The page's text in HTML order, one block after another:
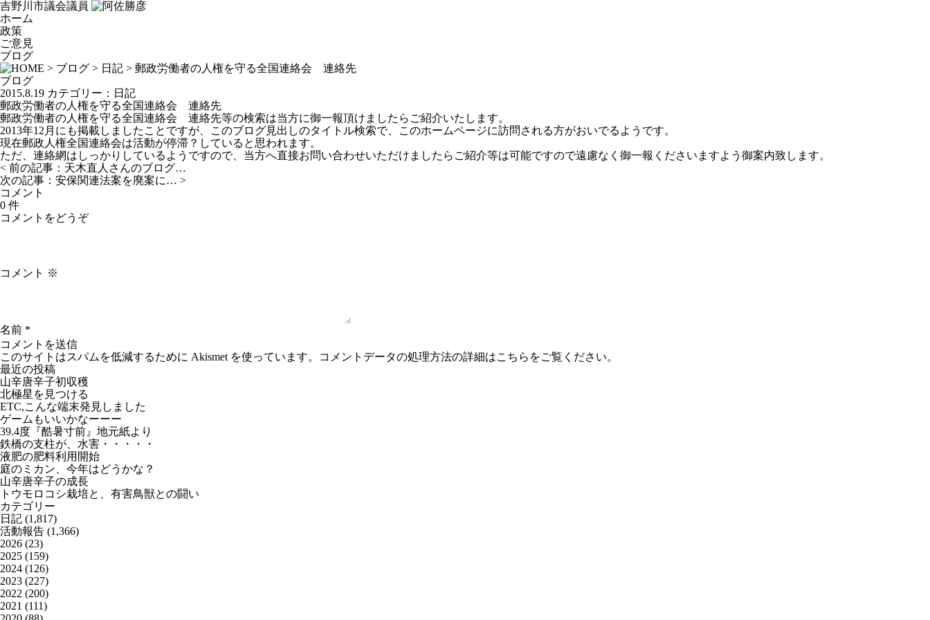
吉野川市議会議員
ホーム
政策
ご意見
ブログ
> ブログ > 日記 > 郵政労働者の人権を守る全国連絡会 連絡先
ブログ
2015.8.19 カテゴリー： 日記
郵政労働者の人権を守る全国連絡会 連絡先
郵政労働者の人権を守る全国連絡会 連絡先等の検索は当方に御一報頂けましたらご紹介いたします。
2013年12月にも掲載しましたことですが、このブログ見出しのタイトル検索で、このホームページに訪問される方がおいでるようです。
現在郵政人権全国連絡会は活動が停滞？していると思われます。
ただ、連絡網はしっかりしているようですので、当方へ直接お問い合わせいただけましたらご紹介等は可能ですので遠慮なく御一報くださいますよう御案内致します。
< 前の記事： 天木直人さんのブログ…
次の記事： 安保関連法案を廃案に… >
コメント
0 件
コメントをどうぞ
コメント ※
名前 *
このサイトはスパムを低減するために Akismet を使っています。 コメントデータの処理方法の詳細はこちらをご覧ください。
最近の投稿
山辛唐辛子初収穫
北極星を見つける
ETC,こんな端末発見しました
ゲームもいいかなーーー
39.4度『酷暑寸前』地元紙より
鉄橋の支柱が、水害・・・・・
液肥の肥料利用開始
庭のミカン、今年はどうかな？
山辛唐辛子の成長
トウモロコシ栽培と、有害鳥獣との闘い
カテゴリー
日記 (1,817)
活動報告 (1,366)
2026 (23)
2025 (159)
2024 (126)
2023 (227)
2022 (200)
2021 (111)